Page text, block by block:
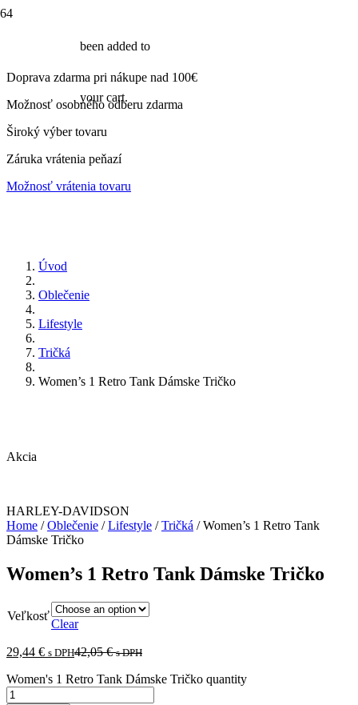
been added to
your cart.
Doprava zdarma pri nákupe nad 100€
Možnosť osobného odberu zdarma
Široký výber tovaru
Záruka vrátenia peňazí
Možnosť vrátenia tovaru
Úvod
Oblečenie
Lifestyle
Tričká
Women’s 1 Retro Tank Dámske Tričko
Akcia
HARLEY-DAVIDSON
Home /Oblečenie /Lifestyle /Tričká / Women’s 1 Retro Tank
Dámske Tričko
Women’s 1 Retro Tank Dámske Tričko
Veľkosť
Clear
29,44 € s DPH42,05€ s DPH
Women's 1 Retro Tank Dámske Tričko quantity